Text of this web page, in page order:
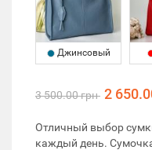
Джинсовый
3 500.00 грн 2
Отличный выбор
каждый день.